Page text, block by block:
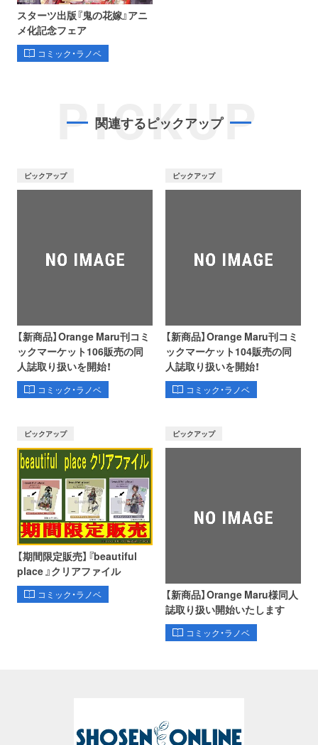
スターツ出版『鬼の花嫁』アニ
メ化記念フェア
コミック・ラノベ
PICKUP
関連するピックアップ
ピックアップ
【新商品】Orange Maru刊コミ
ックマーケット106販売の同
人誌取り扱いを開始！
コミック・ラノベ
ピックアップ
【新商品】Orange Maru刊コミ
ックマーケット104販売の同
人誌取り扱いを開始！
コミック・ラノベ
ピックアップ
【期間限定販売】『beautiful
place 』クリアファイル
コミック・ラノベ
ピックアップ
【新商品】Orange Maru様同人
誌取り扱い開始いたします
コミック・ラノベ